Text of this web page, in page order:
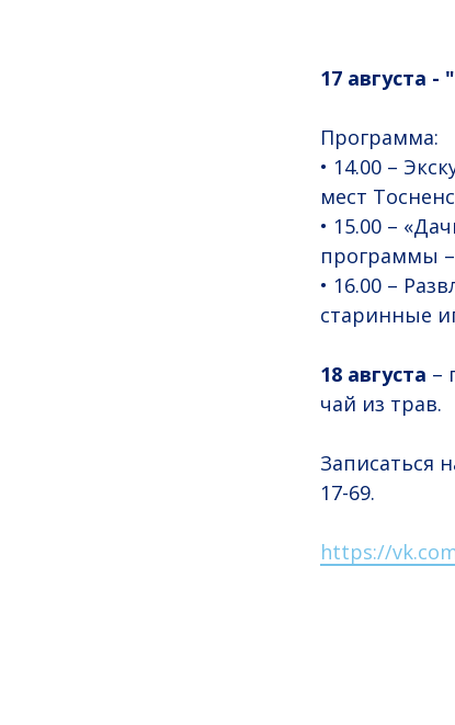
17 августа
Программа:
• 14.00 –
мест
• 15.00 –
программы
• 16.00 –
старинные
18 августа –
чай из трав.
Записаться
17-69.
https://